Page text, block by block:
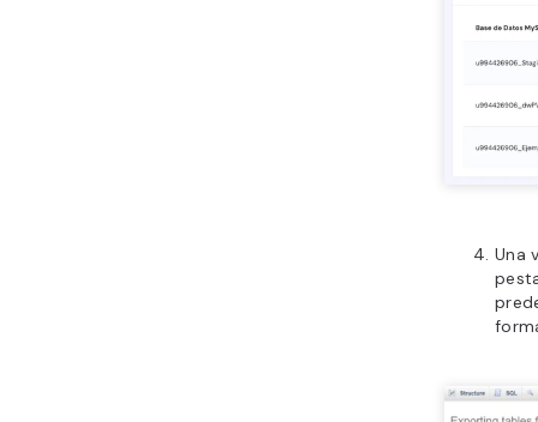
Una